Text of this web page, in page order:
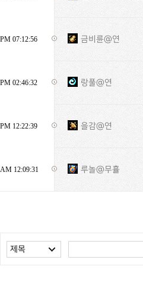
PM 07:12:56 금비륜@연
PM 02:46:32 랑풀@연
PM 12:22:39 을감@연
AM 12:09:31 루놀@무휼
제목